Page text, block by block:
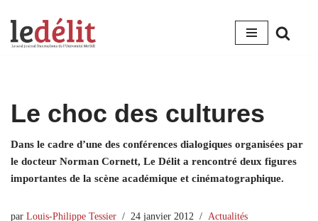
Aller
Le choc des cultures
Dans le cadre d’une des conférences dialogiques organisées par
le docteur Norman Cornett, Le Délit a rencontré deux figures
importantes de la scène académique et cinématographique.
par Louis-Philippe Tessier 24 janvier 2012 Actualités